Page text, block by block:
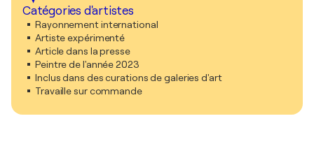
Catégories d'artistes
Rayonnement international
Artiste expérimenté
Article dans la presse
Peintre de l'année 2023
Inclus dans des curations de galeries d'art
Travaille sur commande